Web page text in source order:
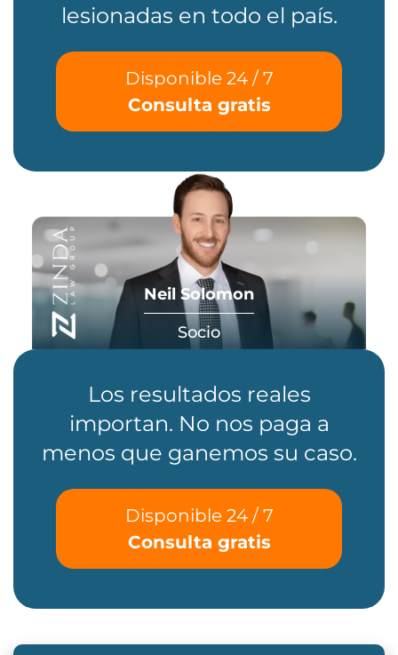
lesionadas en todo el país.
Disponible 24 / 7
Consulta gratis
Neil Solomon
Socio
Los resultados reales
importan. No nos paga a
menos que ganemos su caso.
Disponible 24 / 7
Consulta gratis